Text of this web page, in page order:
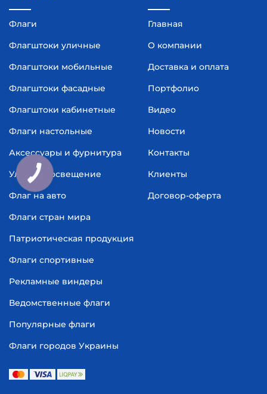
Флаги
Флагштоки уличные
Флагштоки мобильные
Флагштоки фасадные
Флагштоки кабинетные
Флаги настольные
Аксессуары и фурнитура
Уличное освещение
Флаг на авто
Флаги стран мира
Патриотическая продукция
Флаги спортивные
Рекламные виндеры
Ведомственные флаги
Популярные флаги
Флаги городов Украины
Главная
О компании
Доставка и оплата
Портфолио
Видео
Новости
Контакты
Клиенты
Договор-оферта